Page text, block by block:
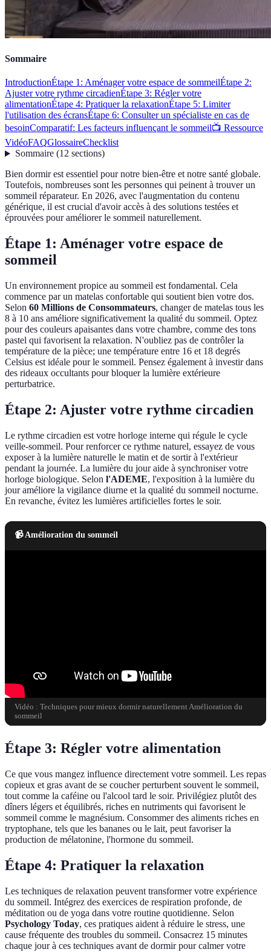
Sommaire
IntroductionÉtape 1: Aménager votre espace de sommeilÉtape 2:
Ajuster votre rythme circadienÉtape 3: Régler votre
alimentationÉtape 4: Pratiquer la relaxationÉtape 5: Limiter
l'utilisation des écransÉtape 6: Consulter un spécialiste en cas de
besoinComparatif: Les facteurs influençant le sommeil📺 Ressource
VidéoFAQGlossaireChecklist
Sommaire(12 sections)
Bien dormir est essentiel pour notre bien-être et notre santé globale.
Toutefois, nombreuses sont les personnes qui peinent à trouver un
sommeil réparateur. En 2026, avec l'augmentation du contenu
générique, il est crucial d'avoir accès à des solutions testées et
éprouvées pour améliorer le sommeil naturellement.
Étape 1: Aménager votre espace de
sommeil
Un environnement propice au sommeil est fondamental. Cela
commence par un matelas confortable qui soutient bien votre dos.
Selon 60 Millions de Consommateurs, changer de matelas tous les
8 à 10 ans améliore significativement la qualité du sommeil. Optez
pour des couleurs apaisantes dans votre chambre, comme des tons
pastel qui favorisent la relaxation. N'oubliez pas de contrôler la
température de la pièce; une température entre 16 et 18 degrés
Celsius est idéale pour le sommeil. Pensez également à investir dans
des rideaux occultants pour bloquer la lumière extérieure
perturbatrice.
Étape 2: Ajuster votre rythme circadien
Le rythme circadien est votre horloge interne qui régule le cycle
veille-sommeil. Pour renforcer ce rythme naturel, essayez de vous
exposer à la lumière naturelle le matin et de sortir à l'extérieur
pendant la journée. La lumière du jour aide à synchroniser votre
horloge biologique. Selon l'ADEME, l'exposition à la lumière du
jour améliore la vigilance diurne et la qualité du sommeil nocturne.
En revanche, évitez les lumières artificielles fortes le soir.
📹 Amélioration du sommeil
Vidéo : Techniques pour mieux dormir naturellement Amélioration du
sommeil
Étape 3: Régler votre alimentation
Ce que vous mangez influence directement votre sommeil. Les repas
copieux et gras avant de se coucher perturbent souvent le sommeil,
tout comme la caféine ou l'alcool tard le soir. Privilégiez plutôt des
dîners légers et équilibrés, riches en nutriments qui favorisent le
sommeil comme le magnésium. Consommer des aliments riches en
tryptophane, tels que les bananes ou le lait, peut favoriser la
production de mélatonine, l'hormone du sommeil.
Étape 4: Pratiquer la relaxation
Les techniques de relaxation peuvent transformer votre expérience
du sommeil. Intégrez des exercices de respiration profonde, de
méditation ou de yoga dans votre routine quotidienne. Selon
Psychology Today, ces pratiques aident à réduire le stress, une
cause fréquente des troubles du sommeil. Consacrez 15 minutes
chaque jour à ces techniques avant de dormir pour calmer votre